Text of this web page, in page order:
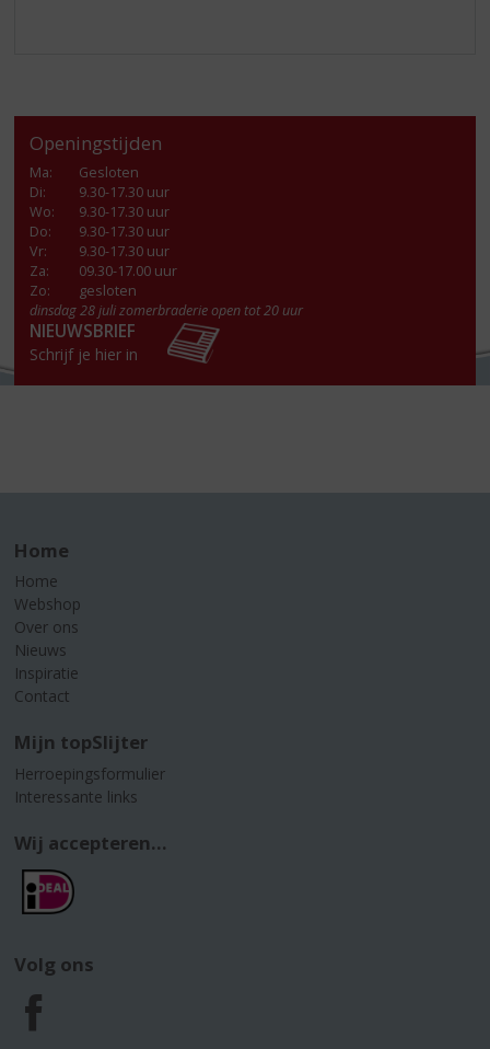
Openingstijden
Ma:
Gesloten
Di:
9.30-17.30 uur
Wo:
9.30-17.30 uur
Do:
9.30-17.30 uur
Vr:
9.30-17.30 uur
Za:
09.30-17.00 uur
Zo:
gesloten
dinsdag 28 juli zomerbraderie open tot 20 uur
NIEUWSBRIEF
Schrijf je hier in
Home
Home
Webshop
Over ons
Nieuws
Inspiratie
Contact
Mijn topSlijter
Herroepingsformulier
Interessante links
Wij accepteren...
Volg ons
F